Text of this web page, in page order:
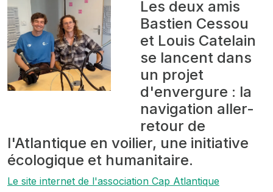
Les deux amis
Bastien Cessou
et Louis Catelain
se lancent dans
un projet
d'envergure : la
navigation aller-
retour de
l'Atlantique en voilier, une initiative
écologique et humanitaire.
Le site internet de l'association Cap Atlantique